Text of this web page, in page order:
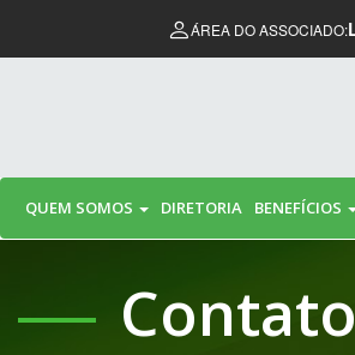
Pular para o conteúdoÁREA DO ASSOCIADO:
QUEM SOMOS DIRETORIA BENEFÍCIOS
Contato